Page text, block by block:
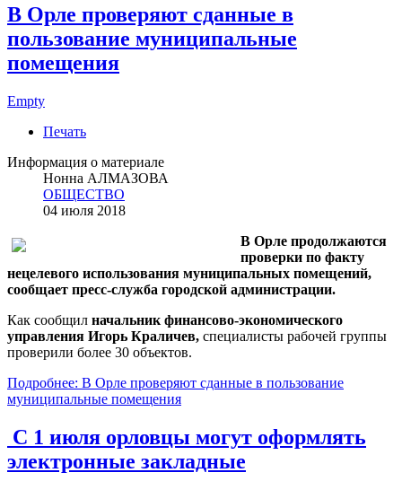
В Орле проверяют сданные в
пользование муниципальные
помещения
Empty
Печать
Информация о материале
Нонна АЛМАЗОВА
ОБЩЕСТВО
04 июля 2018
В Орле продолжаются
проверки по факту
нецелевого использования муниципальных помещений,
сообщает пресс-служба городской администрации.
Как сообщил начальник финансово-экономического
управления Игорь Краличев, специалисты рабочей группы
проверили более 30 объектов.
Подробнее: В Орле проверяют сданные в пользование
муниципальные помещения
С 1 июля орловцы могут оформлять
электронные закладные